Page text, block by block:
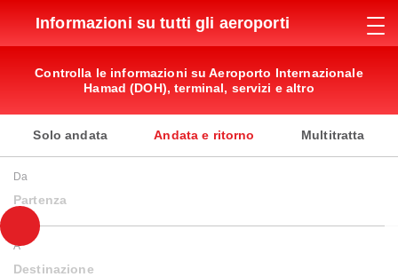
Informazioni su tutti gli aeroporti
Controlla le informazioni su Aeroporto Internazionale
Hamad (DOH), terminal, servizi e altro
Solo andata Andata e ritorno Multitratta
Da
Partenza
A
Destinazione